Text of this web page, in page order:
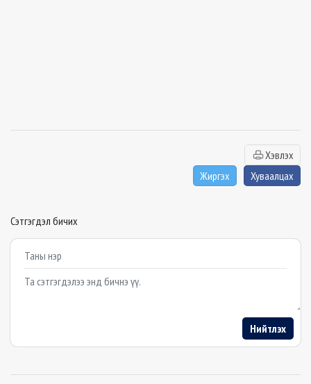
Хэвлэх
Жиргэх
Хуваалцах
Сэтгэгдэл бичих
Example textarea
Нийтлэх